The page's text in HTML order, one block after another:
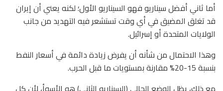
أما ثاني أفضل سيناريو فهو السيناريو الأول؛ لكنه يعني أن إيران
قد تغلق المضيق في أي وقت تستشعر فيه التهديد من جانب
الولايات المتحدة أو إسرائيل.
وهذا الاحتمال من شأنه أن يفرض زيادة دائمة في أسعار النفط
بنسبة 15-20% مقارنة بمستويات ما قبل الحرب.